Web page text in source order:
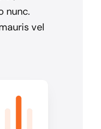
nunc.
vel